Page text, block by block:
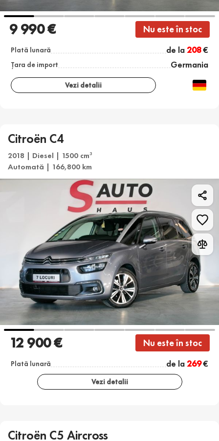
9 990 € Nu este în stoc
Plată lunară de la208€
Țara de import Germania
Vezi detalii
Citroën C4
2018 | Diesel | 1500 cm3
Automată | 166,800 km
12 900 € Nu este în stoc
Plată lunară de la269€
Vezi detalii
Citroën C5 Aircross